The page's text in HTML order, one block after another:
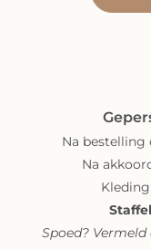
Na bestelling
Na
Spoed?